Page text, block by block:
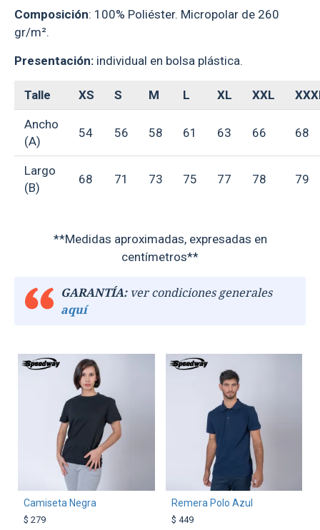
Composición: 100% Poliéster. Micropolar de 260
gr/m².
Presentación: individual en bolsa plástica.
Talle XS S M L XL XXL
Ancho
(A)
54 56 58 61 63 66 68
Largo
(B)
68 71 73 75 77 78 79
**Medidas aproximadas, expresadas en
centímetros**
GARANTÍA:ver condiciones generales
aquí
TEXTTRANSPARENTE
Camiseta Negra
$ 279
TEXTTRANSPARENTE
Remera Polo Azul
$ 449